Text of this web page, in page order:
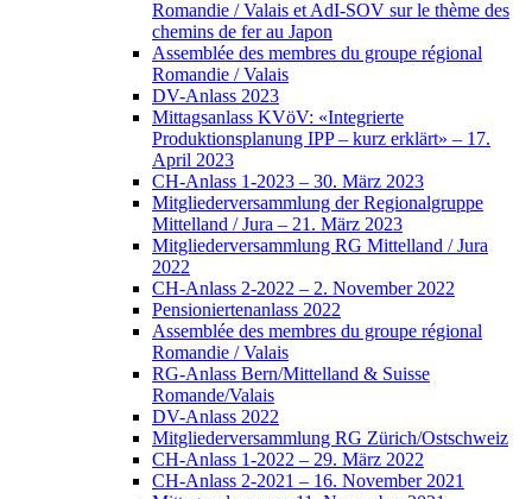
Romandie / Valais et AdI-SOV sur le thème des
chemins de fer au Japon
Assemblée des membres du groupe régional
Romandie / Valais
DV-Anlass 2023
Mittagsanlass KVöV: «Integrierte
Produktionsplanung IPP – kurz erklärt» – 17.
April 2023
CH-Anlass 1-2023 – 30. März 2023
Mitgliederversammlung der Regionalgruppe
Mittelland / Jura – 21. März 2023
Mitgliederversammlung RG Mittelland / Jura
2022
CH-Anlass 2-2022 – 2. November 2022
Pensioniertenanlass 2022
Assemblée des membres du groupe régional
Romandie / Valais
RG-Anlass Bern/Mittelland & Suisse
Romande/Valais
DV-Anlass 2022
Mitgliederversammlung RG Zürich/Ostschweiz
CH-Anlass 1-2022 – 29. März 2022
CH-Anlass 2-2021 – 16. November 2021